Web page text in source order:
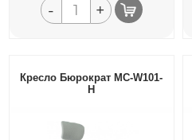
- +
Кресло Бюрократ MC-W101-
H